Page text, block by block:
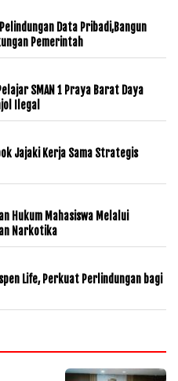
Data Pribadi,Bangun
Pemerintah
SMAN 1 Praya Barat Daya
Ilegal
Jajaki Kerja Sama Strategis
Hukum Mahasiswa Melalui
Narkotika
Life, Perkuat Perlindungan bagi